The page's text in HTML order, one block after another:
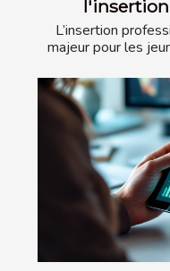
L’insertion
majeur pour les